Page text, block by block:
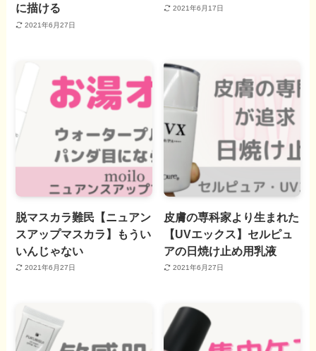
に描ける
2021年6月27日
2021年6月17日
脱マスカラ難民【ニュアン
スアップマスカラ】もうい
いんじゃない
2021年6月27日
皮膚の専科家より生まれた
【UVエックス】セルピュ
アの日焼け止め用乳液
2021年6月27日